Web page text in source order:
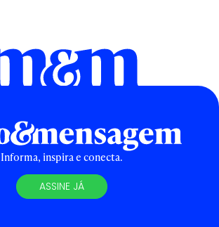
Informa, inspira e conecta.
ASSINE JÁ